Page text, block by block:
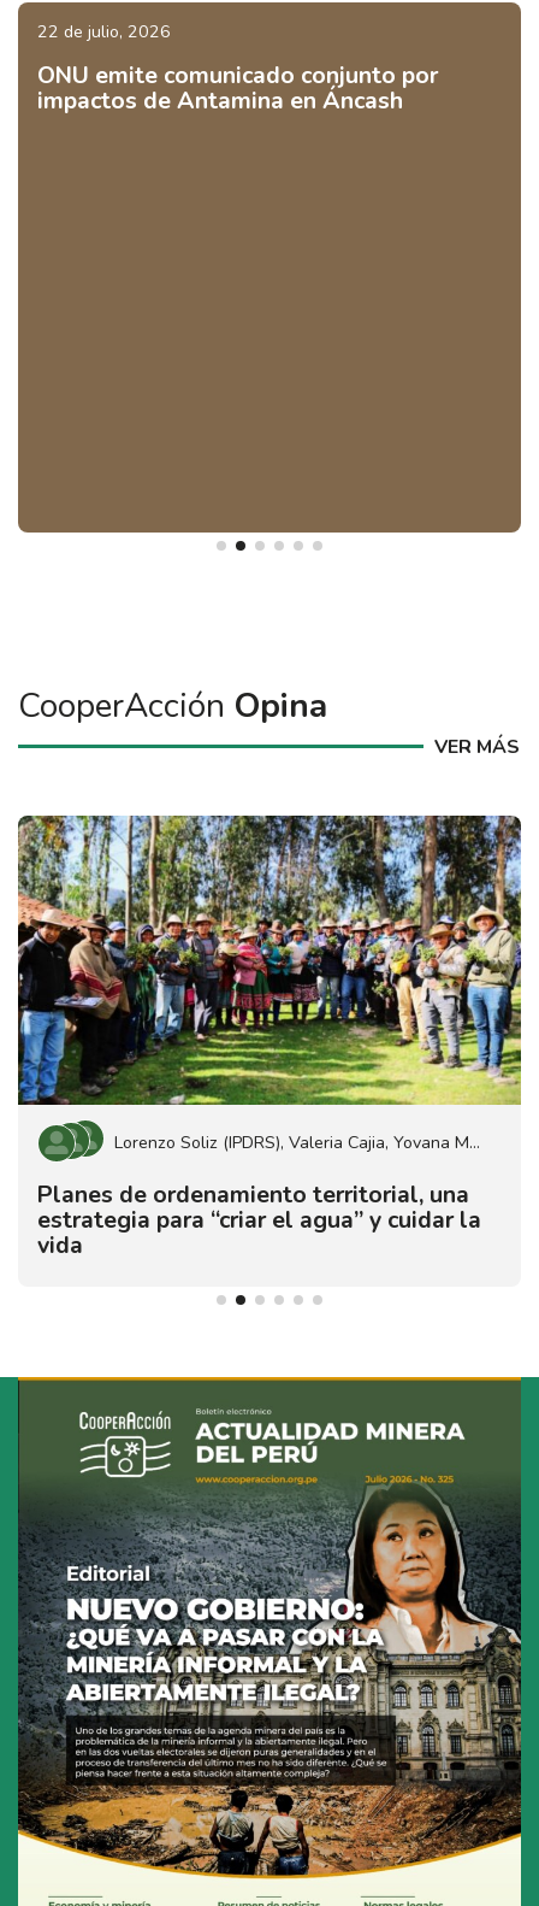
22 de julio, 2026
ONU emite comunicado conjunto por
impactos de Antamina en Áncash
CooperAcción Opina
VER MÁS
Lorenzo Soliz (IPDRS) Valeria Cajia Yovana Mamani
Planes de ordenamiento territorial, una
estrategia para “criar el agua” y cuidar la
vida